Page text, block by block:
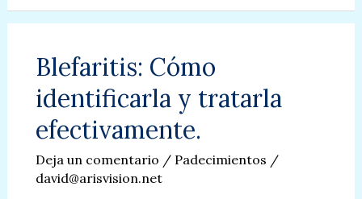
Irregulares
que
la
comprensión
lectora
de
tus
hijos.
Blefaritis: Cómo
identificarla y tratarla
efectivamente.
Deja un comentario / Padecimientos /
david@arisvision.net